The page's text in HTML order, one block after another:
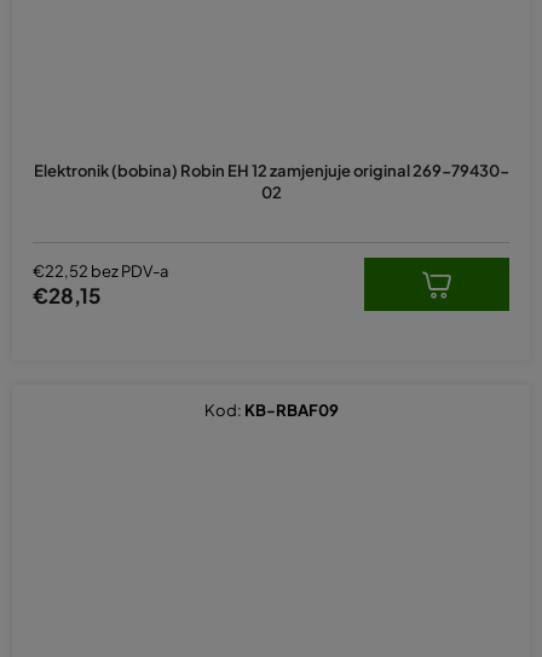
Elektronik (bobina) Robin EH 12 zamjenjuje original 269-79430-
02
€22,52 bez PDV-a
€28,15
Kod: KB-RBAF09